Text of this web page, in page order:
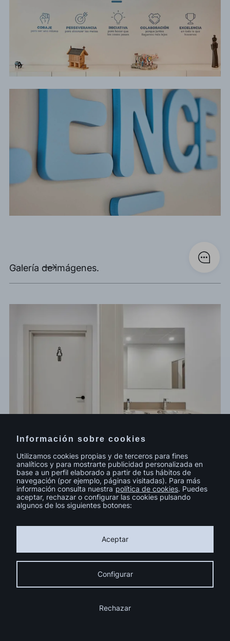
Galería de imágenes.
Resultado: Un espacio que
refleja evolución.
La nueva sede corporativa de Lence se
consolida como un entorno de trabajo
contemporáneo, coherente con su cultura y
preparado para su futuro.
Información sobre cookies
Utilizamos cookies propias y de terceros para fines
analíticos y para mostrarte publicidad personalizada en
base a un perfil elaborado a partir de tus hábitos de
navegación (por ejemplo, páginas visitadas). Para más
información consulta nuestra política de cookies. Puedes
aceptar, rechazar o configurar las cookies pulsando
algunos de los siguientes botones:
Aceptar
Configurar
Rechazar